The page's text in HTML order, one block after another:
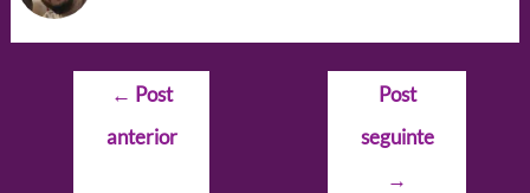
Navegação
Post
← Post
anterior
Post
seguinte
→